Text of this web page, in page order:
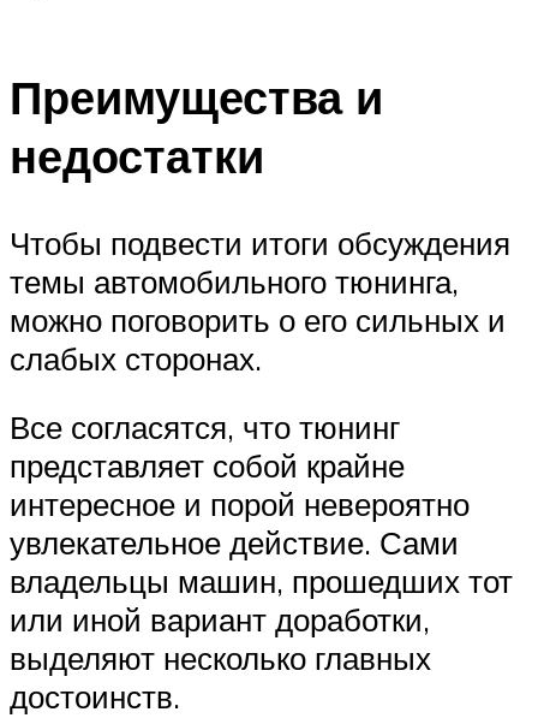
Преимущества и
недостатки
Чтобы подвести итоги обсуждения
темы автомобильного тюнинга,
можно поговорить о его сильных и
слабых сторонах.
Все согласятся, что тюнинг
представляет собой крайне
интересное и порой невероятно
увлекательное действие. Сами
владельцы машин, прошедших тот
или иной вариант доработки,
выделяют несколько главных
достоинств.